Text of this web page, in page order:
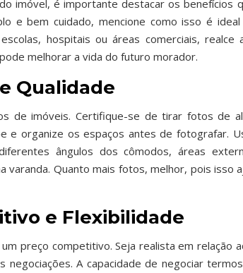
imóvel, é importante destacar os benefícios
e bem cuidado, mencione como isso é
hospitais ou áreas comerciais, realce
melhorar a vida do futuro morador.
Qualidade
de imóveis. Certifique-se de tirar fotos de
e organize os espaços antes de fotografar.
ângulos dos cômodos, áreas
varanda. Quanto mais fotos, melhor, pois isso
e Flexibilidade
preço competitivo. Seja realista em relação
negociações. A capacidade de negociar